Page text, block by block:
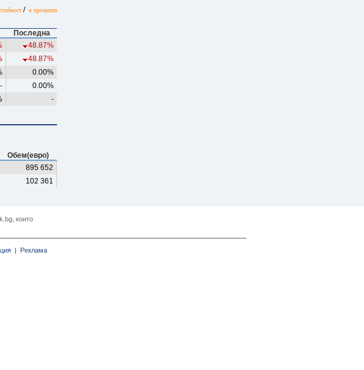
/ в проценти
Последна
48.87%
48.87%
0.00%
-
0.00%
-
Обем(евро)
895 652
102 361
които
| Реклама